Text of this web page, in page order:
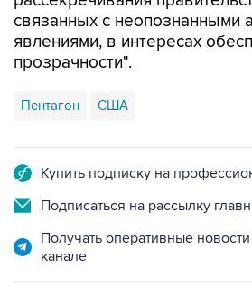
связанных с неопознанными
явлениями, в интересах
прозрачности".
Пентагон США
Купить подписку на
Подписаться на рассылку
Получать оперативные
канале